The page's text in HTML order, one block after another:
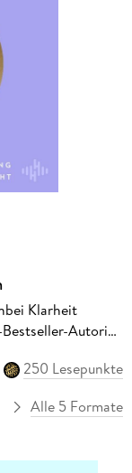
Klarheit
Bestseller-Autorin
250 Lesepunkte
Alle 5 Formate